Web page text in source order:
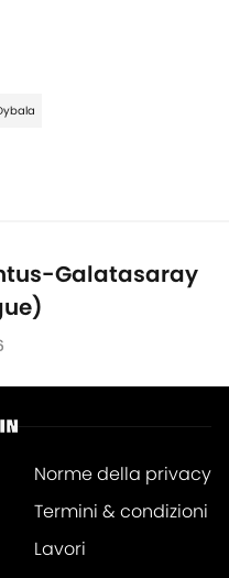
Galatasaray
Norme della privacy
Termini & condizioni
Lavori